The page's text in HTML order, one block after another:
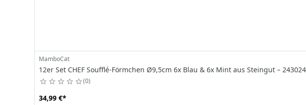
MamboCat
12er Set CHEF Soufflé-Förmchen Ø9,5cm 6x Blau & 6x Mint aus Steingut –
0
34,99 €*